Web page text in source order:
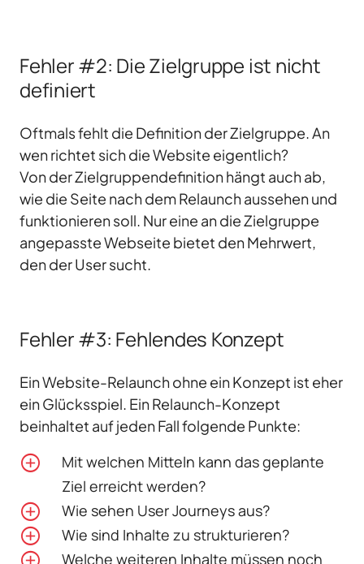
Fehler #2: Die Zielgruppe ist nicht
definiert
Oftmals fehlt die Definition der Zielgruppe. An
wen richtet sich die Website eigentlich?
Von der Zielgruppendefinition hängt auch ab,
wie die Seite nach dem Relaunch aussehen und
funktionieren soll. Nur eine an die Zielgruppe
angepasste Webseite bietet den Mehrwert,
den der User sucht.
Fehler #3: Fehlendes Konzept
Ein Website-Relaunch ohne ein Konzept ist eher
ein Glücksspiel. Ein Relaunch-Konzept
beinhaltet auf jeden Fall folgende Punkte:
Mit welchen Mitteln kann das geplante
Ziel erreicht werden?
Wie sehen User Journeys aus?
Wie sind Inhalte zu strukturieren?
Welche weiteren Inhalte müssen noch